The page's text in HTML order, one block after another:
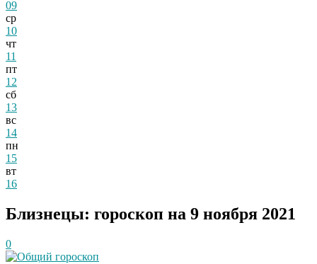
09
ср
10
чт
11
пт
12
сб
13
вс
14
пн
15
вт
16
Близнецы: гороскоп на 9 ноября 2021
0
Общий гороскоп